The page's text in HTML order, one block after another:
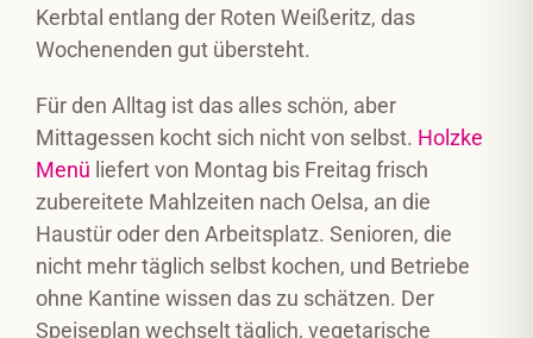
Kerbtal entlang der Roten Weißeritz, das
Wochenenden gut übersteht.
Für den Alltag ist das alles schön, aber
Mittagessen kocht sich nicht von selbst. Holzke
Menü liefert von Montag bis Freitag frisch
zubereitete Mahlzeiten nach Oelsa, an die
Haustür oder den Arbeitsplatz. Senioren, die
nicht mehr täglich selbst kochen, und Betriebe
ohne Kantine wissen das zu schätzen. Der
Speiseplan wechselt täglich, vegetarische